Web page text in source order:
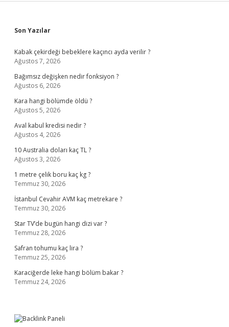
Sidebar
Son Yazılar
Kabak çekirdeği bebeklere kaçıncı ayda verilir ?
Ağustos 7, 2026
Bağımsız değişken nedir fonksiyon ?
Ağustos 6, 2026
Kara hangi bölümde öldü ?
Ağustos 5, 2026
Aval kabul kredisi nedir ?
Ağustos 4, 2026
10 Australia doları kaç TL ?
Ağustos 3, 2026
1 metre çelik boru kaç kg ?
Temmuz 30, 2026
İstanbul Cevahir AVM kaç metrekare ?
Temmuz 30, 2026
Star TV’de bugün hangi dizi var ?
Temmuz 28, 2026
Safran tohumu kaç lira ?
Temmuz 25, 2026
Karaciğerde leke hangi bölüm bakar ?
Temmuz 24, 2026